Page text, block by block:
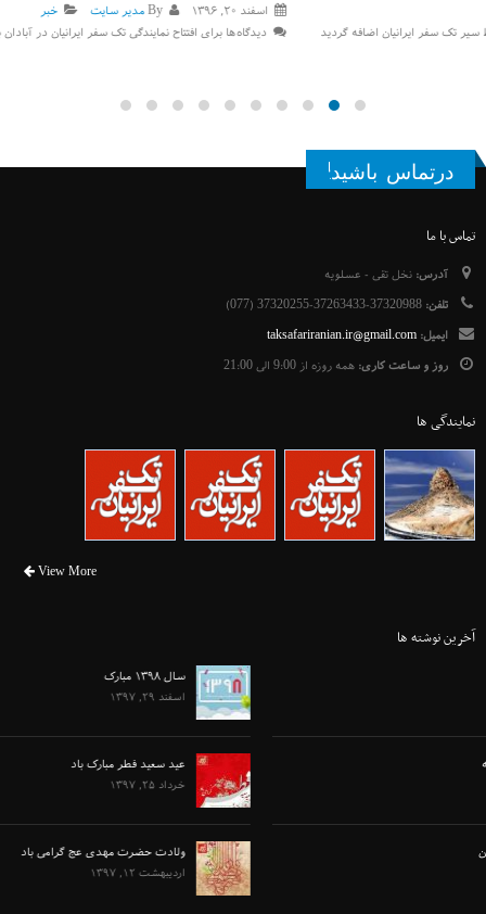
مدیر سایت
خبر
دیدگاه‌هابرای افتتاح نمایندگی تک سفر ایرانیان در آبادانبسته هستند
درتماس باشید!
تماس با ما
آدرس: نخل تقی - عسلویه
تلفن: 37320988-37263433-37320255 (077)
ایمیل: taksafariranian.ir@gmail.com
روز و ساعت کاری: همه روزه از 9:00 الی 21:00
نمایندگی ها
View More
آخرین نوشته ها
ولادت حضرت مهدی عج گرامی باد